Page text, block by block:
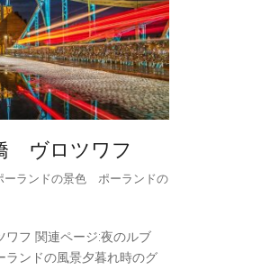
ヴロツワフ
ランドの景色 ポーランドの
フ 関連ページ:夜のルブ
ンドの風景夕暮れ時のグ